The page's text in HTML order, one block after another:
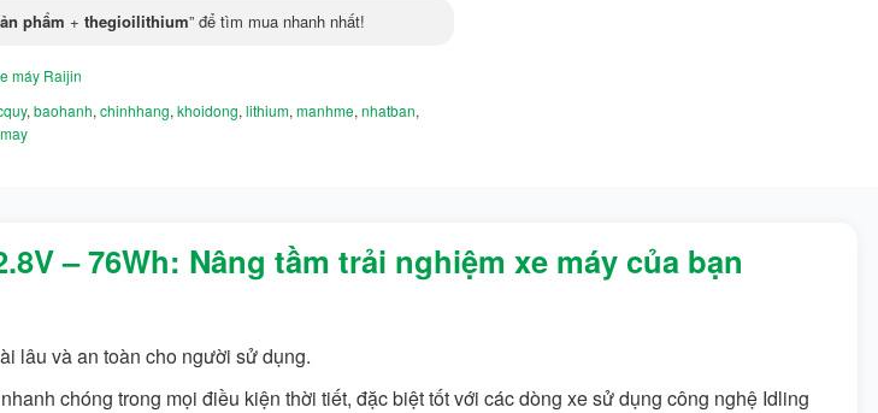
phẩm + thegioilithium” để tìm mua nhanh nhất!
máy Raijin
, baohanh, chinhhang, khoidong, lithium, manhme, nhatban,
– 76Wh: Nâng tầm trải nghiệm xe máy của bạn
lâu và an toàn cho người sử dụng.
chóng trong mọi điều kiện thời tiết, đặc biệt tốt với các dòng xe sử dụng công nghệ Idling